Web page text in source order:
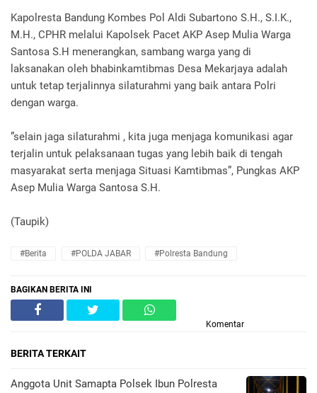
Kapolresta Bandung Kombes Pol Aldi Subartono S.H., S.I.K.,
M.H., CPHR melalui Kapolsek Pacet AKP Asep Mulia Warga
Santosa S.H menerangkan, sambang warga yang di
laksanakan oleh bhabinkamtibmas Desa Mekarjaya adalah
untuk tetap terjalinnya silaturahmi yang baik antara Polri
dengan warga.
”selain jaga silaturahmi , kita juga menjaga komunikasi agar
terjalin untuk pelaksanaan tugas yang lebih baik di tengah
masyarakat serta menjaga Situasi Kamtibmas”, Pungkas AKP
Asep Mulia Warga Santosa S.H.
(Taupik)
#Berita #POLDA JABAR #Polresta Bandung
BAGIKAN BERITA INI
Komentar
BERITA TERKAIT
Anggota Unit Samapta Polsek Ibun Polresta